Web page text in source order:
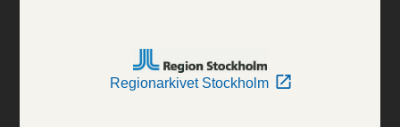
Regionarkivet Stockholm